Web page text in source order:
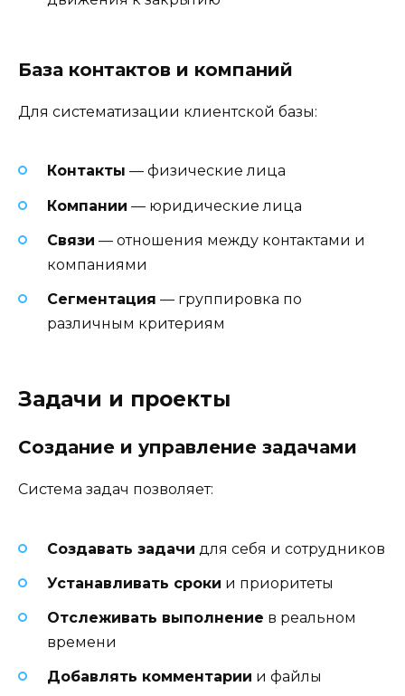
База контактов и компаний
Для систематизации клиентской базы:
Контакты — физические лица
Компании — юридические лица
Связи — отношения между контактами и
компаниями
Сегментация — группировка по
различным критериям
Задачи и проекты
Создание и управление задачами
Система задач позволяет:
Создавать задачи для себя и сотрудников
Устанавливать сроки и приоритеты
Отслеживать выполнение в реальном
времени
Добавлять комментарии и файлы